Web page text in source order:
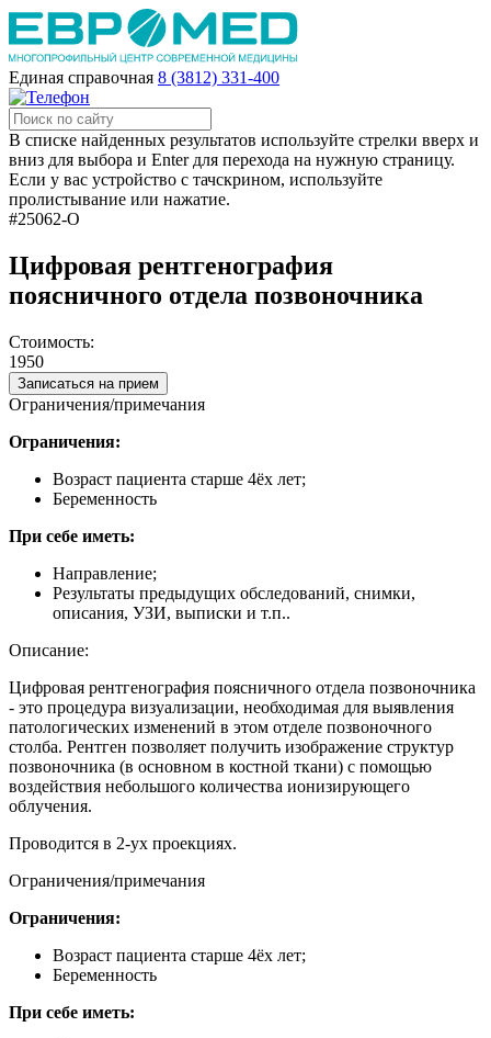
Единая справочная 8 (3812) 331-400
В списке найденных результатов используйте стрелки вверх и
вниз для выбора и Enter для перехода на нужную страницу.
Если у вас устройство с тачскрином, используйте
пролистывание или нажатие.
#25062-О
Цифровая рентгенография
поясничного отдела позвоночника
Стоимость:
1950
Записаться на прием
Ограничения/примечания
Ограничения:
Возраст пациента старше 4ёх лет;
Беременность
При себе иметь:
Направление;
Результаты предыдущих обследований, снимки,
описания, УЗИ, выписки и т.п..
Описание:
Цифровая рентгенография поясничного отдела позвоночника
- это процедура визуализации, необходимая для выявления
патологических изменений в этом отделе позвоночного
столба. Рентген позволяет получить изображение структур
позвоночника (в основном в костной ткани) с помощью
воздействия небольшого количества ионизирующего
облучения.
Проводится в 2-ух проекциях.
Ограничения/примечания
Ограничения:
Возраст пациента старше 4ёх лет;
Беременность
При себе иметь: